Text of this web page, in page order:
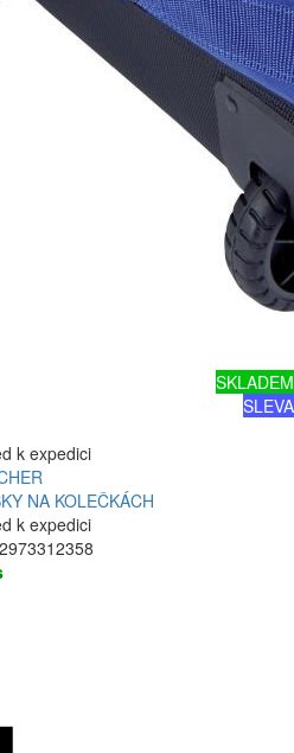
SKLADEM
SLEVA
k expedici
NA KOLEČKÁCH
k expedici